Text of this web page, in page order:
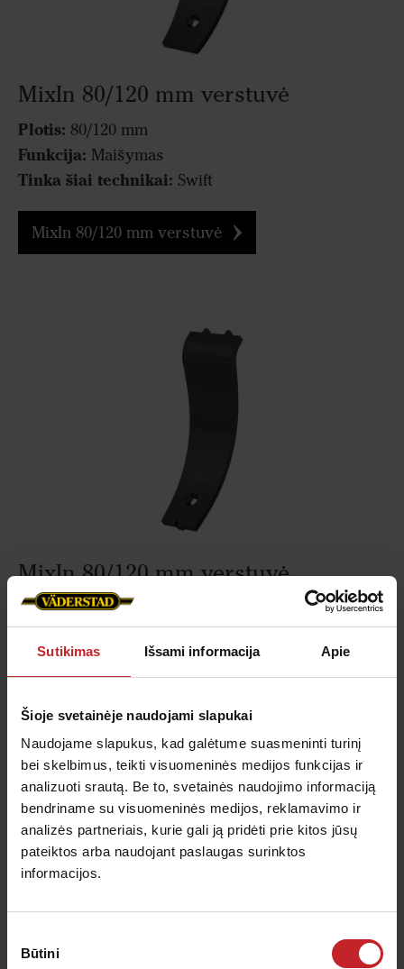
Sutikimas Išsami informacija Apie
Šioje svetainėje naudojami slapukai
Naudojame slapukus, kad galėtume suasmeninti turinį
bei skelbimus, teikti visuomeninės medijos funkcijas ir
analizuoti srautą. Be to, svetainės naudojimo informaciją
bendriname su visuomeninės medijos, reklamavimo ir
analizės partneriais, kurie gali ją pridėti prie kitos jūsų
pateiktos arba naudojant paslaugas surinktos
informacijos.
pasirinkimas
Būtini
MixIn 80/120 mm verstuvė
Plotis: 80/120 mm
Funkcija: Maišymas
Tinka šiai technikai: Swift
MixIn 80/120 mm verstuvė
MixIn 80/120 mm verstuvė
Plotis:80/120 mm
Funkcija:Maišymas
Tinka šiai technikai:Opus, TopDown
MixIn 80/120 mm verstuvė